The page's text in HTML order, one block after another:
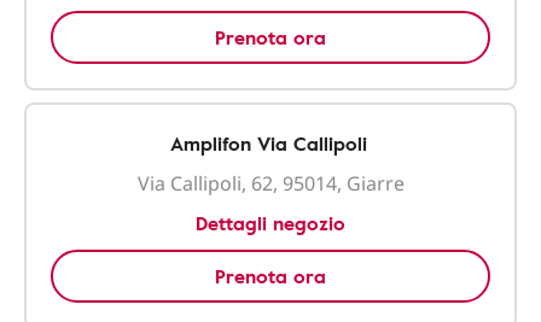
Prenota ora
Amplifon Via Callipoli
Via Callipoli, 62, 95014, Giarre
Dettagli negozio
Prenota ora